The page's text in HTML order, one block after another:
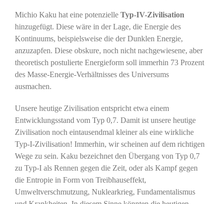
Michio Kaku hat eine potenzielle Typ-IV-Zivilisation
hinzugefügt. Diese wäre in der Lage, die Energie des
Kontinuums, beispielsweise die der Dunklen Energie,
anzuzapfen. Diese obskure, noch nicht nachgewiesene, aber
theoretisch postulierte Energieform soll immerhin 73 Prozent
des Masse-Energie-Verhältnisses des Universums
ausmachen.
Unsere heutige Zivilisation entspricht etwa einem
Entwicklungsstand vom Typ 0,7. Damit ist unsere heutige
Zivilisation noch eintausendmal kleiner als eine wirkliche
Typ-I-Zivilisation! Immerhin, wir scheinen auf dem richtigen
Wege zu sein. Kaku bezeichnet den Übergang von Typ 0,7
zu Typ-I als Rennen gegen die Zeit, oder als Kampf gegen
die Entropie in Form von Treibhauseffekt,
Umweltverschmutzung, Nuklearkrieg, Fundamentalismus